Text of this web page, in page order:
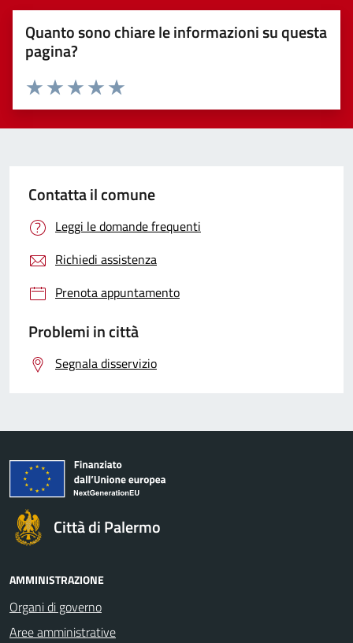
Quanto sono chiare le informazioni su questa
pagina?
Valuta 5 stelle su 5
Valuta 4 stelle su 5
Valuta 3 stelle su 5
Valuta 2 stelle su 5
Valuta 1 stelle su 5
Contatta il comune
Leggi le domande frequenti
Richiedi assistenza
Prenota appuntamento
Problemi in città
Segnala disservizio
Città di Palermo
AMMINISTRAZIONE
Organi di governo
Aree amministrative